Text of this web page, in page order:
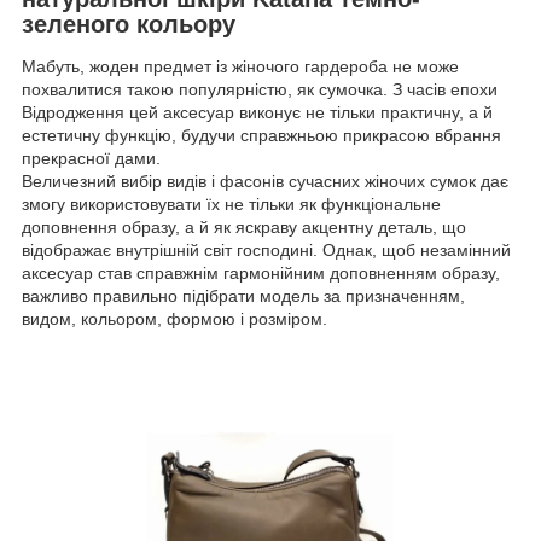
зеленого кольору
Мабуть, жоден предмет із жіночого гардероба не може
похвалитися такою популярністю, як сумочка. З часів епохи
Відродження цей аксесуар виконує не тільки практичну, а й
естетичну функцію, будучи справжньою прикрасою вбрання
прекрасної дами.
Величезний вибір видів і фасонів сучасних жіночих сумок дає
змогу використовувати їх не тільки як функціональне
доповнення образу, а й як яскраву акцентну деталь, що
відображає внутрішній світ господині. Однак, щоб незамінний
аксесуар став справжнім гармонійним доповненням образу,
важливо правильно підібрати модель за призначенням,
видом, кольором, формою і розміром.